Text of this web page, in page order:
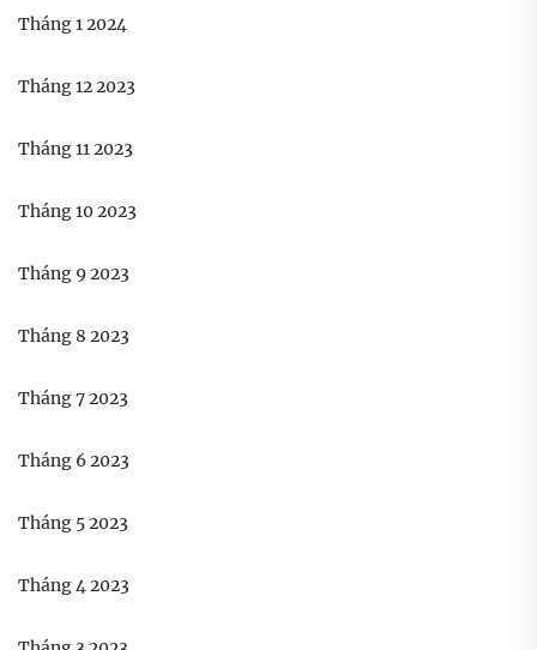
Tháng 1 2024
Tháng 12 2023
Tháng 11 2023
Tháng 10 2023
Tháng 9 2023
Tháng 8 2023
Tháng 7 2023
Tháng 6 2023
Tháng 5 2023
Tháng 4 2023